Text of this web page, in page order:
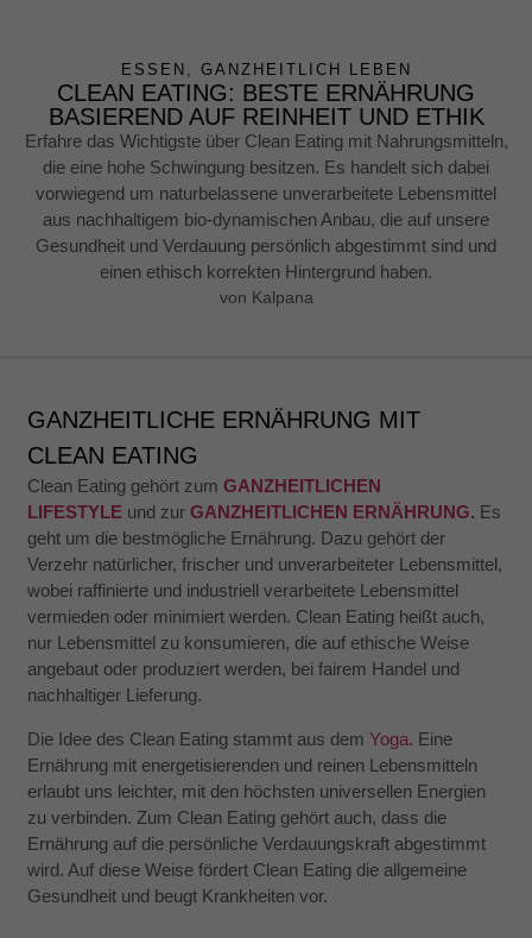
ESSEN GANZHEITLICH LEBEN
CLEAN EATING: BESTE ERNÄHRUNG
BASIEREND AUF REINHEIT UND ETHIK
Erfahre das Wichtigste über Clean Eating mit Nahrungsmitteln,
die eine hohe Schwingung besitzen. Es handelt sich dabei
vorwiegend um naturbelassene unverarbeitete Lebensmittel
aus nachhaltigem bio-dynamischen Anbau, die auf unsere
Gesundheit und Verdauung persönlich abgestimmt sind und
einen ethisch korrekten Hintergrund haben.
von Kalpana
GANZHEITLICHE ERNÄHRUNG MIT
CLEAN EATING
Clean Eating gehört zumGANZHEITLICHEN
LIFESTYLE und zurGANZHEITLICHEN ERNÄHRUNG. Es
geht um die bestmögliche Ernährung. Dazu gehört der
Verzehr natürlicher, frischer und unverarbeiteter Lebensmittel,
wobei raffinierte und industriell verarbeitete Lebensmittel
vermieden oder minimiert werden. Clean Eating heißt auch,
nur Lebensmittel zu konsumieren, die auf ethische Weise
angebaut oder produziert werden, bei fairem Handel und
nachhaltiger Lieferung.
Die Idee des Clean Eating stammt aus demYoga. Eine
Ernährung mit energetisierenden und reinen Lebensmitteln
erlaubt uns leichter, mit den höchsten universellen Energien
zu verbinden. Zum Clean Eating gehört auch, dass die
Ernährung auf die persönliche Verdauungskraft abgestimmt
wird. Auf diese Weise fördert Clean Eating die allgemeine
Gesundheit und beugt Krankheiten vor.
Notwendig
Diese
optional.
Sie werden
benötigt,
damit die
Website
funktioniert.